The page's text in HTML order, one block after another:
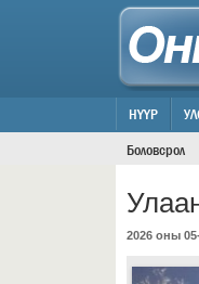
НҮҮР
Боловсрол
2026 оны